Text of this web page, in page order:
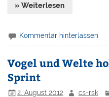
» Weiterlesen
Kommentar hinterlassen
Vogel und Welte
Sprint
2. August 2012 cs-rsk